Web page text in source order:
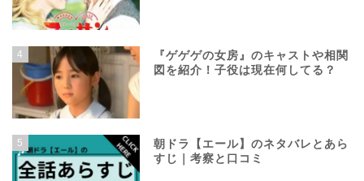
4
『ゲゲゲの女房』のキャストや相関
図を紹介！子役は現在何してる？
5
朝ドラ【エール】のネタバレとあら
すじ｜考察と口コミ